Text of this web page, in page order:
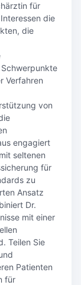
für
die
die
Verfahren
von
engagiert
seltenen
für
zu
Ansatz
Dr.
mit einer
Teilen Sie
Patienten
für